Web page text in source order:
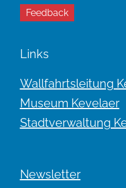
Feedback
Links
Wallfahrtsleitung
Museum Kevelaer
Stadtverwaltung
Newsletter